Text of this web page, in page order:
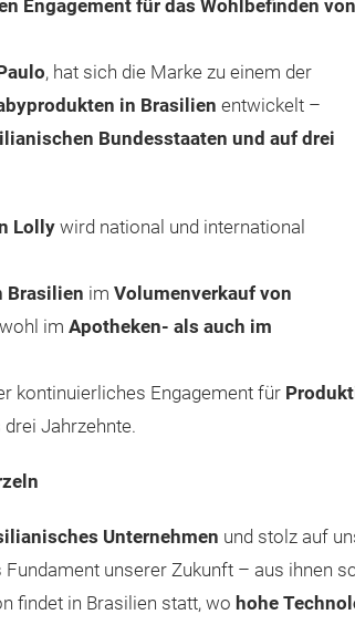
Engagement für das Wohlbefinden von
, hat sich die Marke zu einem der
in Brasilien entwickelt –
Bundesstaaten und auf drei
Lolly wird national und international
Brasilien im Volumenverkauf von
im Apotheken- als auch im
kontinuierliches Engagement für
Jahrzehnte.
Unternehmen und stolz auf
Fundament unserer Zukunft – aus ihnen
findet in Brasilien statt, wo hohe